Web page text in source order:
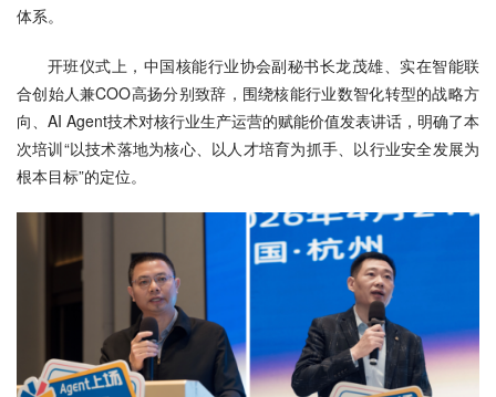
体系。
开班仪式上，中国核能行业协会副秘书长龙茂雄、实在智能联
合创始人兼COO高扬分别致辞，围绕核能行业数智化转型的战略方
向、AI Agent技术对核行业生产运营的赋能价值发表讲话，明确了本
次培训“以技术落地为核心、以人才培育为抓手、以行业安全发展为
根本目标”的定位。